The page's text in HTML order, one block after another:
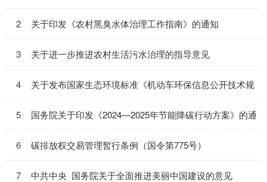
4年 第4号）
2 关于印发《农村黑臭水体治理工作指南》的通知
3 关于进一步推进农村生活污水治理的指导意见
4 关于发布国家生态环境标准《机动车环保信息公开技术规
范》的公告（公告 2024年 第3号）
5 国务院关于印发《2024—2025年节能降碳行动方案》的通
知（国发〔2024〕12号）
6 碳排放权交易管理暂行条例（国令第775号）
7 中共中央 国务院关于全面推进美丽中国建设的意见